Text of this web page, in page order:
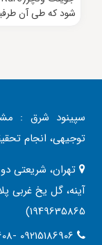
شود که طی آن
سپینود شرق :
توجیهی، انجام
تهران، شریعتی
1949635865)
09215186906